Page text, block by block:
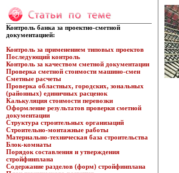
Контроль банка за проектно-сметной
документацией:
Контроль за применением типовых проектов
Последующий контроль
Контроль за качеством сметной документации
Проверка сметной стоимости машино-смен
Сметные расчеты
Проверка областных, городских, зональных
(районных) единичных расценок
Калькуляция стоимости перевозки
Оформление результатов проверки сметной
документации
Структура строительных организаций
Строительно-монтажные работы
Материально-техническая база строительства
Блок-комнаты
Порядок составления и утверждения
стройфинплана
Содержание разделов (форм) стройфинплана